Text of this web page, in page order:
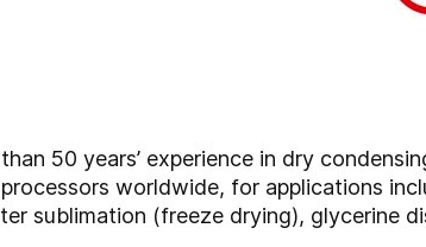
50 years’ experience in dry
worldwide, for applications
sublimation (freeze drying), glycerine